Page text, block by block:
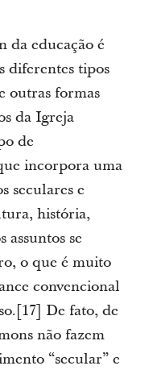
da educação é
diferentes tipos
outras formas
da Igreja
de
incorpora uma
seculares e
história,
se
o que é muito
convencional
De fato, de
não fazem
“secular” e